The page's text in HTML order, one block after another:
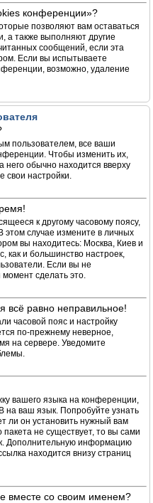
конференции»?
позволяют вам оставаться
а также выполняют другие
сообщений, если эта
Если вы испытываете
возможно, удаление
пользователем, все ваши
Чтобы изменить их,
него обычно находится вверху
свои настройки.
к другому часовому поясу,
этом случае измените в личных
вы находитесь: Москва, Киев и
как и большинство настроек,
Если вы не
сделать это.
всё равно неправильное!
часовой пояс и настройку
по-прежнему неверное,
на сервере. Уведомите
вашего языка на конференции,
на ваш язык. Попробуйте узнать
ли он установить нужный вам
пакета не существует, то вы сами
Дополнительную информацию
находится внизу страниц
вместе со своим именем?